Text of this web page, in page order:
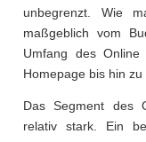
unbegrenzt. Wie
maßgeblich vom
Umfang des
Homepage bis hin
Das Segment des
relativ stark. Ein